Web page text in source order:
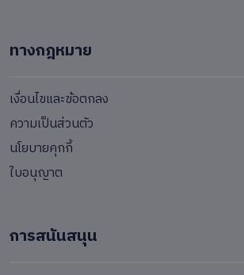
ทางกฎหมาย
เงื่อนไขและข้อตกลง
ความเป็นส่วนตัว
นโยบายคุกกี้
ใบอนุญาต
การสนันสนุน